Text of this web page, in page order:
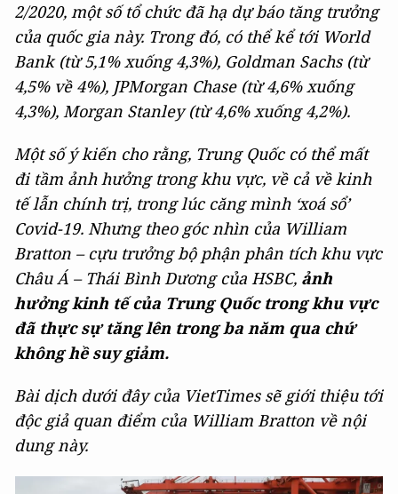
2/2020, một số tổ chức đã hạ dự báo tăng trưởng
của quốc gia này. Trong đó, có thể kể tới World
Bank (từ 5,1% xuống 4,3%), Goldman Sachs (từ
4,5% về 4%), JPMorgan Chase (từ 4,6% xuống
4,3%), Morgan Stanley (từ 4,6% xuống 4,2%).
Một số ý kiến cho rằng, Trung Quốc có thể mất
đi tầm ảnh hưởng trong khu vực, về cả về kinh
tế lẫn chính trị, trong lúc căng mình ‘xoá sổ’
Covid-19. Nhưng theo góc nhìn của William
Bratton – cựu trưởng bộ phận phân tích khu vực
Châu Á – Thái Bình Dương của HSBC, ảnh
hưởng kinh tế của Trung Quốc trong khu vực
đã thực sự tăng lên trong ba năm qua chứ
không hề suy giảm.
Bài dịch dưới đây của VietTimes sẽ giới thiệu tới
độc giả quan điểm của William Bratton về nội
dung này.